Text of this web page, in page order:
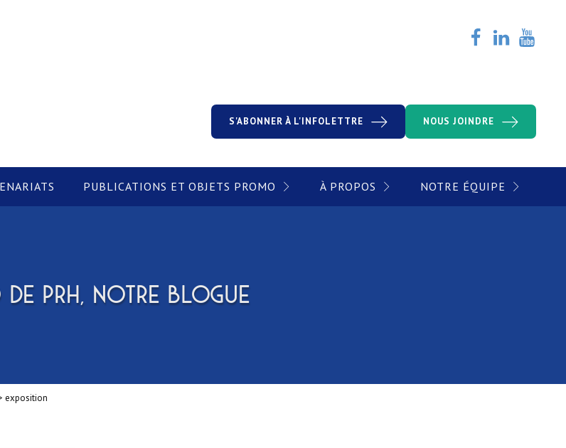
S'ABONNER À L'INFOLETTRE NOUS JOINDRE
PUBLICATIONS ET OBJETS PROMO À PROPOS NOTRE ÉQUIPE
DE PRH, NOTRE BLOGUE
exposition